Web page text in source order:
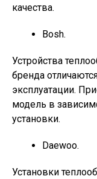
качества.
Bosh.
Устройства
бренда
эксплуатации.
модель в
установки.
Daewoo.
Установки